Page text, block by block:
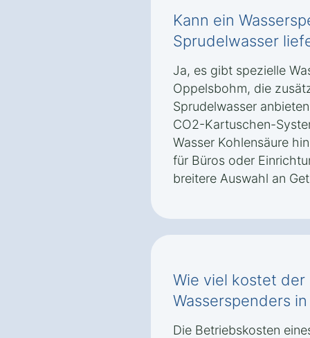
Kann ein
Sprudelwasser
Ja, es gibt spezielle
Oppelsbohm, die
Sprudelwasser
CO2-Kartuschen-
Wasser Kohlensäure
für Büros oder
breitere Auswahl an
Wie viel kostet
Wasserspenders
Die Betriebskosten